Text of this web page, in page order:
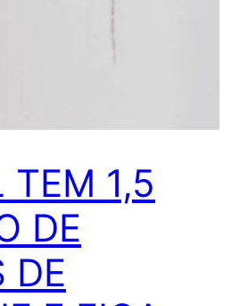
TEM 1,5
DE
DE